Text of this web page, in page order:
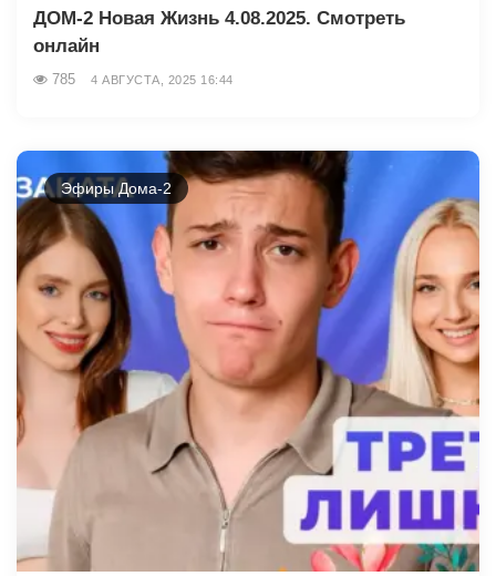
ДОМ-2 Новая Жизнь 4.08.2025. Смотреть
онлайн
785 4 АВГУСТА, 2025 16:44
Эфиры Дома-2